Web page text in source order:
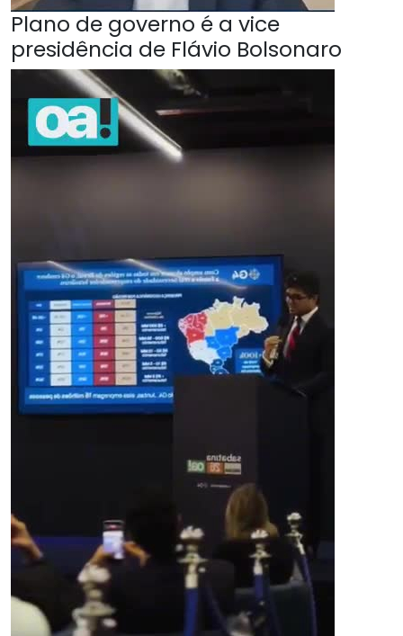
Plano de governo é a vice
presidência de Flávio Bolsonaro